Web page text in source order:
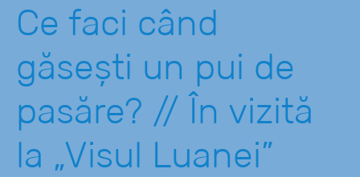
Ce faci când
găsești un pui de
pasăre? // În vizită
la „Visul Luanei”